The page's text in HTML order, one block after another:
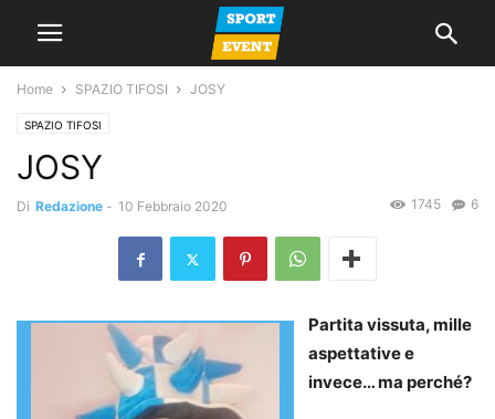
Home SPAZIO TIFOSI JOSY
SPAZIO TIFOSI
JOSY
Di Redazione - 10 Febbraio 2020 6
1745
Partita vissuta, mille
aspettative e
invece… ma perché?